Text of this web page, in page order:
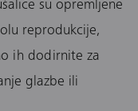
su opremljene
reprodukcije,
ih dodirnite za
glazbe ili